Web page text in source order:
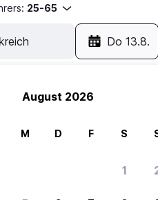
25-65
Do 13.8.
Reisenden
August 2026
M D F S
1